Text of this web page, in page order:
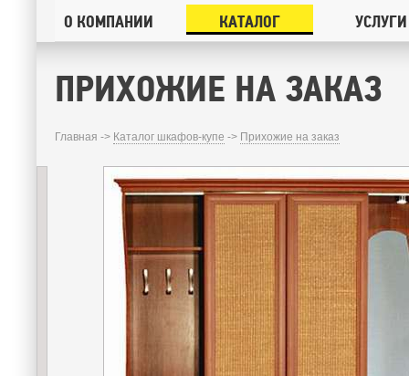
О КОМПАНИИ КАТАЛОГ УСЛУГИ
ПРИХОЖИЕ НА ЗАКАЗ
Главная -> Каталог шкафов-купе -> Прихожие на заказ